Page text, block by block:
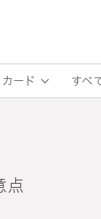
ード すべ
点